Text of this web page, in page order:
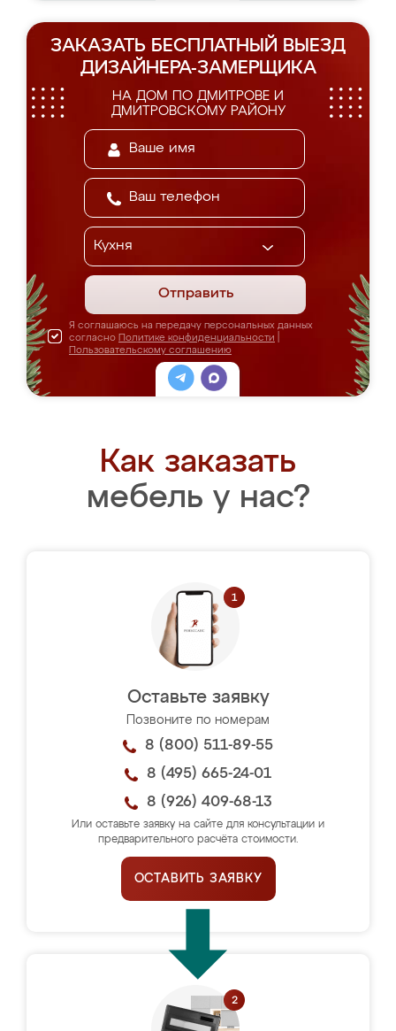
ЗАКАЗАТЬ БЕСПЛАТНЫЙ ВЫЕЗД
ДИЗАЙНЕРА-ЗАМЕРЩИКА
НА ДОМ ПО ДМИТРОВЕ И
ДМИТРОВСКОМУ РАЙОНУ
Отправить
Я соглашаюсь на передачу персональных данных
согласно Политике конфиденциальности
Пользовательскому соглашению
Как заказать
мебель у нас?
Оставьте заявку
Позвоните по номерам
8 (800) 511-89-55
8 (495) 665-24-01
8 (926) 409-68-13
Или оставьте заявку на сайте для консультации и
предварительного расчёта стоимости.
ОСТАВИТЬ ЗАЯВКУ